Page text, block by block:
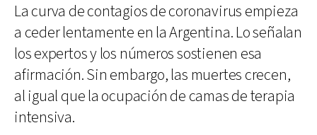
La curva de contagios de coronavirus empieza
a ceder lentamente en la Argentina. Lo señalan
los expertos y los números sostienen esa
afirmación. Sin embargo, las muertes crecen,
al igual que la ocupación de camas de terapia
intensiva.